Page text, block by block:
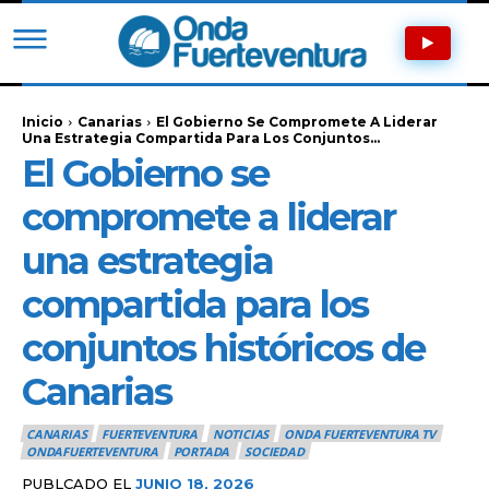
Inicio Canarias
El Gobierno Se Compromete A Liderar
Una Estrategia Compartida Para Los Conjuntos...
El Gobierno se
compromete a liderar
una estrategia
compartida para los
conjuntos históricos de
Canarias
CANARIAS FUERTEVENTURA NOTICIAS
ONDA FUERTEVENTURA TV
ONDAFUERTEVENTURA
PORTADA SOCIEDAD
PUBLCADO EL JUNIO 18, 2026